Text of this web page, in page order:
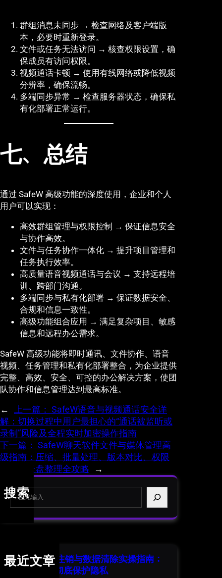
群组消息未同步 → 检查网络及客户端版
本，必要时重新登录。
文件或任务无法访问 → 核查权限设置，确
保成员有访问权限。
视频通话卡顿 → 使用有线网络或降低视频
分辨率，确保流畅。
多端同步异常 → 检查服务器状态，确保私
有化部署正常运行。
七、总结
通过 SafeW 高级功能的深度使用，企业和个人
用户可以实现：
高效群组管理与权限控制 → 保证信息安全
与协作高效。
文件与任务协作一体化 → 提升项目管理和
任务执行效率。
高质量语音视频通话与会议 → 支持远程培
训、跨部门沟通。
多端同步与私有化部署 → 保证数据安全、
合规和信息一致性。
高级功能组合应用 → 满足复杂项目、敏感
信息和远程办公需求。
SafeW 高级功能将即时通讯、文件协作、语音
视频、任务管理和私有化部署整合，为企业提供
完整、高效、安全、可控的办公解决方案，使团
队协作和信息管理达到最高标准。
← 上一篇： SafeW语音与视频通话安全详
解：切换过程中用户最担心的“通话被监听或
录制”风险及全程实时加密操作指南
下一篇： SafeW聊天软件文件与媒体管理高
级指南：压缩、批量处理、版本对比、权限
水印与云盘整理全攻略
→
搜索
S
最近文章
SafeW 账号注销与数据清除实操指南：
安全退出并彻底保护隐私